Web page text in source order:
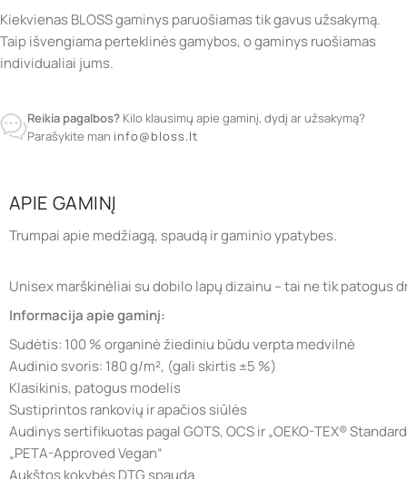
Kiekvienas BLOSS gaminys paruošiamas tik gavus užsakymą.
Taip išvengiama perteklinės gamybos, o gaminys ruošiamas
individualiai jums.
Reikia pagalbos? Kilo klausimų apie gaminį, dydį ar užsakymą?
Parašykite man info@bloss.lt
APIE GAMINĮ
Trumpai apie medžiagą, spaudą ir gaminio ypatybes.
Unisex marškinėliai su dobilo lapų dizainu – tai ne tik
Informacija apie gaminį:
Sudėtis: 100 % organinė žiediniu būdu verpta medvilnė
Audinio svoris: 180 g/m², (gali skirtis ±5 %)
Klasikinis, patogus modelis
Sustiprintos rankovių ir apačios siūlės
Audinys sertifikuotas pagal GOTS, OCS ir „OEKO-TEX®
„PETA-Approved Vegan“
Aukštos kokybės DTG spauda